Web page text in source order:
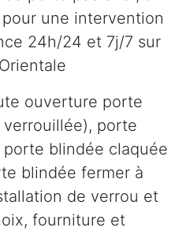
une intervention
24h/24 et 7j/7 sur
ouverture porte
porte
blindée claquée
blindée fermer à
de verrou et
fourniture et